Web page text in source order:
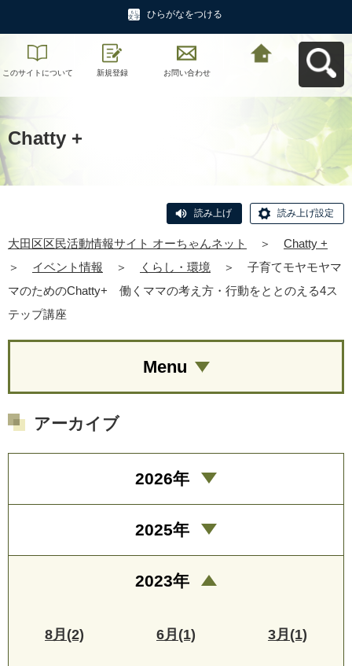
ひらがなをつける
このサイトについて 新規登録 お問い合わせ
Chatty +
読み上げ 読み上げ設定
大田区区民活動情報サイト オーちゃんネット ＞
Chatty +
＞
イベント情報 ＞ くらし・環境 ＞
子育てモヤモヤマ
マのためのChatty+ 働くママの考え方・行動をととのえる4ス
テップ講座
Menu
アーカイブ
2026年
2025年
2023年
8月(2) 6月(1) 3月(1)